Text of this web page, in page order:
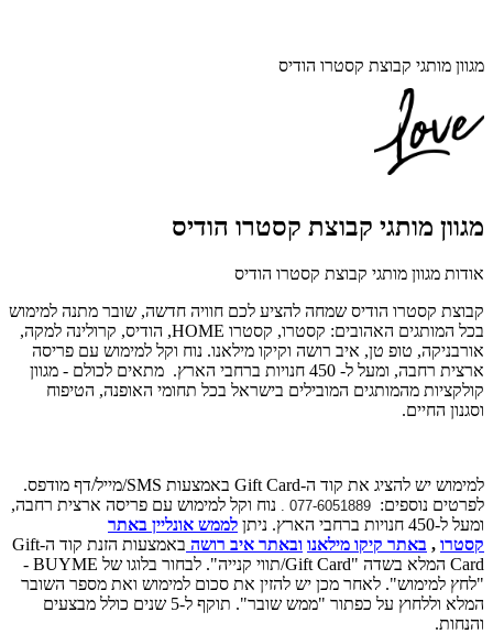
מגוון מותגי קבוצת קסטרו הודיס
מגוון מותגי קבוצת קסטרו הודיס
אודות מגוון מותגי קבוצת קסטרו הודיס
קבוצת קסטרו הודיס שמחה להציע לכם חוויה חדשה, שובר מתנה למימוש
בכל המותגים האהובים: קסטרו, קסטרו HOME, הודיס, קרולינה למקה,
אורבניקה, טופ טן, איב רושה וקיקו מילאנו. נוח וקל למימוש עם פריסה
ארצית רחבה, ומעל ל- 450 חנויות ברחבי הארץ.
מתאים לכולם - מגוון
קולקציות מהמותגים המובילים בישראל בכל תחומי האופנה, הטיפוח
וסגנון החיים.
למימוש יש להציג את קוד ה-Gift Card באמצעות SMS/מייל/דף מודפס.
לפרטים נוספים:
נוח וקל למימוש עם פריסה ארצית רחבה,
ומעל ל-450 חנויות ברחבי הארץ. ניתן
לממש אונליין באתר
קסטרו , באתר קיקו מילאנו ובאתר איב רושה
באמצעות הזנת קוד ה-Gift
Card המלא בשדה "Gift Card/תווי קנייה". לבחור בלוגו של BUYME -
"לחץ למימוש". לאחר מכן יש להזין את סכום למימוש ואת מספר השובר
המלא וללחוץ על כפתור "ממש שובר". תוקף ל-5 שנים כולל מבצעים
והנחות.